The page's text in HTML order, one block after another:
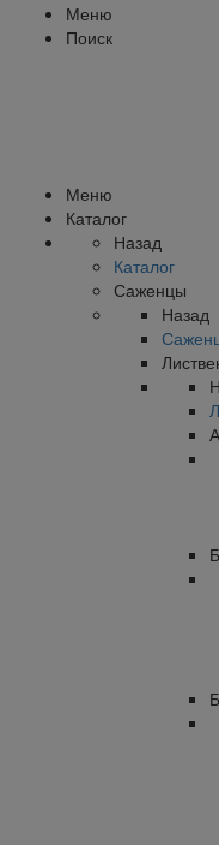
Меню
Поиск
Меню
Каталог
Назад
Каталог
Саженцы
Назад